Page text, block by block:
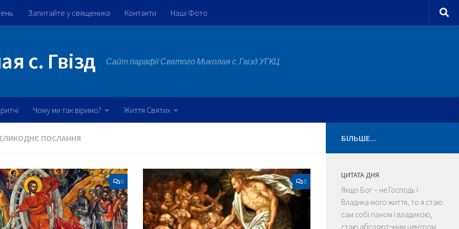
Запитайте у священика Контакти Наші Фото
с. Гвізд Сайт парафії Святого Миколая с. Гвізд УГКЦ
Чому ми так віримо? Життя Святих
ПОСЛАННЯ
0 0
БІЛЬШЕ...
ЦИТАТА ДНЯ
Якщо Бог – не Господь і
Владика мого життя, то я стаю
сам собі паном і владикою,
стаю абсолют¬ним центром